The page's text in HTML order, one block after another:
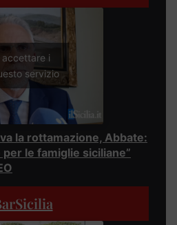
accettare i
servizio
la rottamazione, Abbate:
le famiglie siciliane”